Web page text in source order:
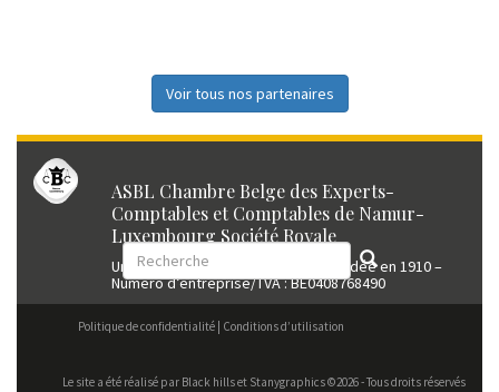
Voir tous nos partenaires
ASBL Chambre Belge des Experts-
Comptables et Comptables de Namur-
Luxembourg Société Royale
Union professionnelle reconnue fondée en 1910 –
Numéro d’entreprise/TVA : BE0408768490
Politique de confidentialité Conditions d’utilisation
Le site a été réalisé par Black hillset Stanygraphics ©2026 - Tous droits réservés